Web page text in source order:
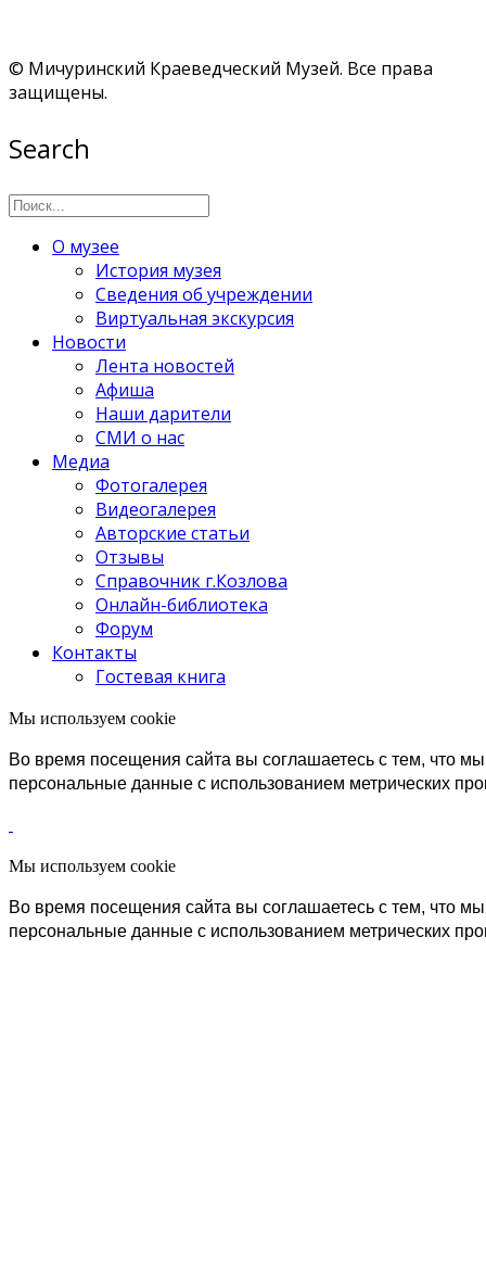
© Мичуринский Краеведческий Музей. Все права
защищены.
Search
О музее
История музея
Сведения об учреждении
Виртуальная экскурсия
Новости
Лента новостей
Афиша
Наши дарители
СМИ о нас
Медиа
Фотогалерея
Видеогалерея
Авторские статьи
Отзывы
Справочник г.Козлова
Онлайн-библиотека
Форум
Контакты
Гостевая книга
Мы используем cookie
Во время посещения сайта вы соглашаетесь с тем, что
персональные данные с использованием метрических
Мы используем cookie
Во время посещения сайта вы соглашаетесь с тем, что
персональные данные с использованием метрических